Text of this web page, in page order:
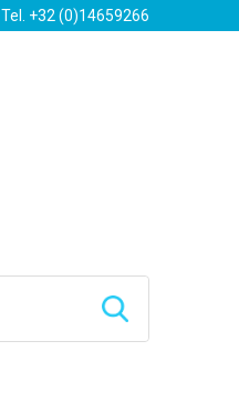
Tel. +32 (0)14659266